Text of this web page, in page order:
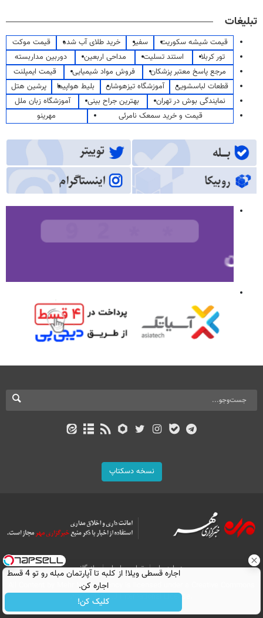
تبلیغات
قیمت شیشه سکوریت سفیر خرید طلای آب شده
قیمت موکت
تور کربلا
استند تسلیت مداحی اربعین
دوربین مداربسته
مرجع پاسخ معتبر پزشکان
فروش مواد شیمیایی
قیمت ایمپلنت
قطعات لباسشویی
آموزشگاه تیزهوشان بلیط هواپیما
پرشین هتل
نمایندگی بوش در تهران
بهترین جراح بینی
آموزشگاه زبان ملل
قیمت و خرید سمعک نامرئی
مهرینو
نسخه دسکتاپ
درباره ما تماس با ما
بازرگانی
All Content by Mehr News Agency is licensed under a Creative Commons
Attribution 4.0 International License.
اجاره‌ قسطی ویلا! از کلبه تا آپارتمان مبله رو تو 4 قسط
اجاره کن.
کلیک کن!